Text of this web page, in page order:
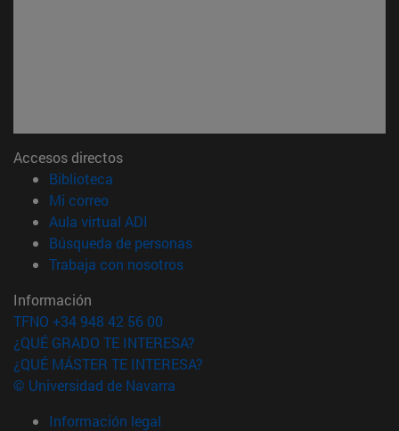
Accesos directos
Biblioteca
Mi correo(abre en nueva ventana)
Aula virtual ADI
Búsqueda de personas(abre en nueva ventana)
Trabaja con nosotros(abre en nueva ventana)
Información
TFNO +34 948 42 56 00
¿QUÉ GRADO TE INTERESA?
¿QUÉ MÁSTER TE INTERESA?
© Universidad de Navarra
Información legal